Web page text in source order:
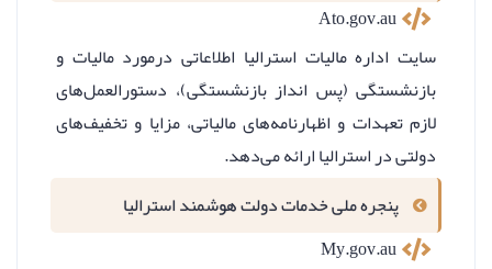
Ato.gov.au
سایت اداره مالیات استرالیا اطلاعاتی درمورد مالیات و
بازنشستگی (پس انداز بازنشستگی)، دستورالعمل‌های
لازم تعهدات و اظهارنامه‌های مالیاتی، مزایا و تخفیف‌های
دولتی در استرالیا ارائه می‌دهد.
پنجره ملی خدمات دولت هوشمند استرالیا
My.gov.au